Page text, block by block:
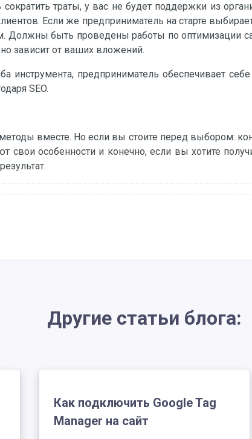
траты, у вас не будет поддержки из
Если же предприниматель на старте
быть проведены работы по оптимизации
зависит от ваших вложений.
инструмента, предприниматель обеспечивает
SEO.
вместе. Но если вы стоите перед выбором:
свои особенности и конечно, если вы хотите
Другие статьи блога:
Как подключить Google Tag
Manager на сайт